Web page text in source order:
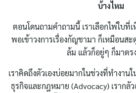
บ้างไหม
ตอนโดนถามคำถามนี้ เราเลือกไพ่ใบที่
พอเข้าวงการเรื่องกัญชามา ก็เหมือนสะ
ล้ม แล้วก็อยู่ๆ ก็มาตร
เราคิดถึงตัวเองบ่อยมากในช่วงที่ทำงาน
ธุรกิจและกฎหมาย (Advocacy) เรากลัว